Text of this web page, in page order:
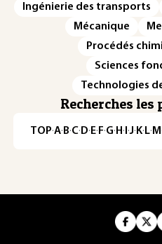
Ingénierie des transports
Mécanique
Procédés
Sciences
Technologies
Recherches les
TOP·A·B·C· D· E· F·G· H · ·J· K· L· M